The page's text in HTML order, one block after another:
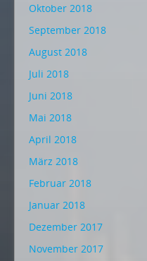
Oktober 2018
September 2018
August 2018
Juli 2018
Juni 2018
Mai 2018
April 2018
März 2018
Februar 2018
Januar 2018
Dezember 2017
November 2017